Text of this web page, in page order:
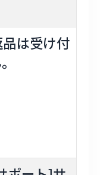
は受け付